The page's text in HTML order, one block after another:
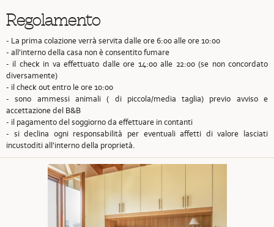
Regolamento
- La prima colazione verrà servita dalle ore 6:00 alle ore 10:00
- all'interno della casa non è consentito fumare
- il check in va effettuato dalle ore 14:00 alle 22:00 (se non concordato
diversamente)
- il check out entro le ore 10:00
- sono ammessi animali ( di piccola/media taglia) previo avviso e
accettazione del B&B
- il pagamento del soggiorno da effettuare in contanti
- si declina ogni responsabilità per eventuali affetti di valore lasciati
incustoditi all'interno della proprietà.